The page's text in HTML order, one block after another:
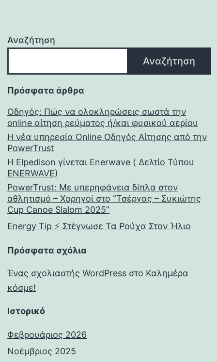
Αναζήτηση
Αναζήτηση
Πρόσφατα άρθρα
Οδηγός: Πώς να ολοκληρώσεις σωστά την
online αίτηση ρεύματος ή/και φυσικού αερίου
Η νέα υπηρεσία Online Οδηγός Αίτησης από την
PowerTrust
Η Elpedison γίνεται Enerwave ( Δελτίο Τύπου
ENERWAVE)
PowerTrust: Με υπερηφάνεια δίπλα στον
αθλητισμό – Χορηγοί στο “Τσέργας – Συκιώτης
Cup Canoe Slalom 2025”
Energy Tip ⚡ Στέγνωσε Τα Ρούχα Στον Ήλιο
Πρόσφατα σχόλια
Ένας σχολιαστής WordPress στο Καλημέρα
κόσμε!
Ιστορικό
Φεβρουάριος 2026
Νοέμβριος 2025